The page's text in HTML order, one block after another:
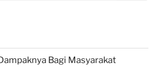
Bagi Masyarakat